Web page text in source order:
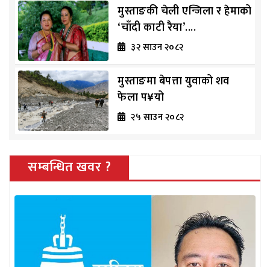
मुस्ताङकी चेली एन्जिला र हेमाको
‘चाँदी काटी रैया’....
३२ साउन २०८२
मुस्ताङमा बेपत्ता युवाको शव
फेला प¥यो
२५ साउन २०८२
सम्बन्धित खवर ?